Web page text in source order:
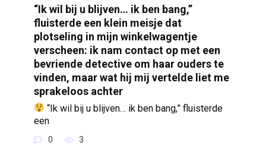
“Ik wil bij u blijven… ik ben bang,”
fluisterde een klein meisje dat
plotseling in mijn winkelwagentje
verscheen: ik nam contact op met een
bevriende detective om haar ouders te
vinden, maar wat hij mij vertelde liet me
sprakeloos achter
“Ik wil bij u blijven… ik ben bang,” fluisterde
een
0 3